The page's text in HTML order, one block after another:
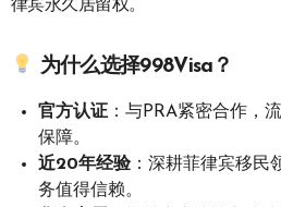
律宾永久居留权。
为什么选择998Visa？
官方认证 ：与PRA紧密合作，
保障。
近20年经验：深耕菲律宾移民
务值得信赖。